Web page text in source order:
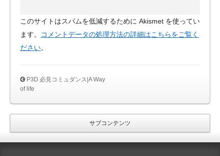
このサイトはスパムを低減するために Akismet を使ってい
ます。
コメントデータの処理方法の詳細はこちらをご覧く
ださい。
P3D 必見コミュダンス|A Way
of life
サブコンテンツ